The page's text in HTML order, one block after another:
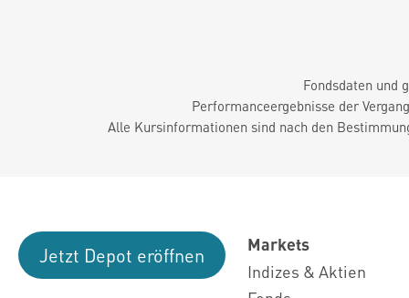
Fondsdaten und
Performanceergebnisse der
Alle Kursinformationen sind nach den
Jetzt Depot eröffnen
Markets
Indizes & Aktien